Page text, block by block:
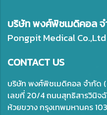
บริษัท พงศ์พิชเมดิคอล
Pongpit Medical Co.,Ltd
CONTACT US
บริษัท พงศ์พิชเมดิคอล จำกัด
เลขที่ 20/4 ถนนสุทธิสารวินิจ
ห้วยขวาง กรุงเทพมหานคร